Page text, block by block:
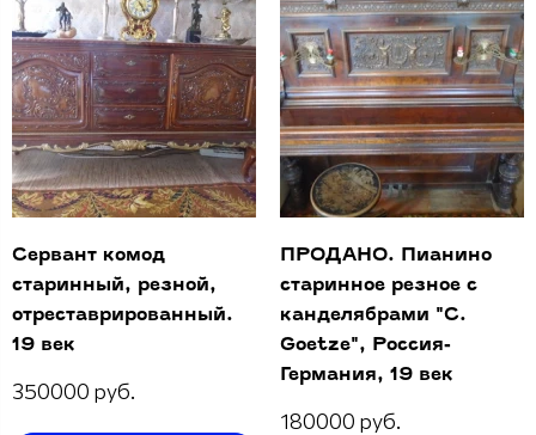
Сервант комод
старинный, резной,
отреставрированный.
19 век
350000 руб.
ПРОДАНО. Пианино
старинное резное с
канделябрами "C.
Goetze", Россия-
Германия, 19 век
180000 руб.